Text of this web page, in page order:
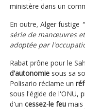
ministère dans un
En outre, Alger fustige
série de manœuvres
adoptée par
Rabat prône pour le
d'autonomie sous sa
Polisario réclame un
sous l'égide de l'ONU,
d'un cessez-le feu mais